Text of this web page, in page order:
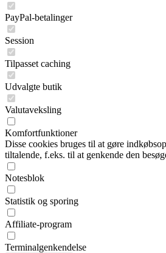
PayPal-betalinger
Session
Tilpasset caching
Udvalgte butik
Valutaveksling
Komfortfunktioner
Disse cookies bruges til at gøre
tiltalende, f.eks. til at genkende den
Notesblok
Statistik og sporing
Affiliate-program
Terminalgenkendelse